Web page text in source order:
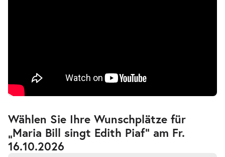
Wählen Sie Ihre Wunschplätze für
„Maria Bill singt Edith Piaf” am Fr.
16.10.2026
Zur
barrierefreien
automatischen
Bestplatzwahl